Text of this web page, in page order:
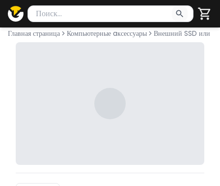
Поиск товаров
Введите минимум 2 символа для поиска. Нажмите Enter
Главная страница Компьютерные aксессуары Внешний SSD или